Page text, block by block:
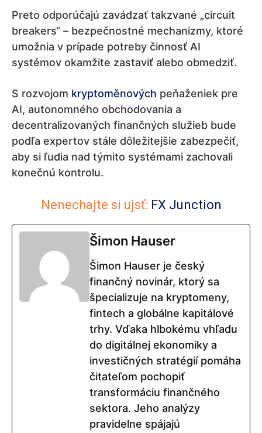
Preto odporúčajú zavádzať takzvané „circuit
breakers“ – bezpečnostné mechanizmy, ktoré
umožnia v prípade potreby činnosť AI
systémov okamžite zastaviť alebo obmedziť.
S rozvojom kryptoměnových peňaženiek pre
AI, autonomného obchodovania a
decentralizovaných finančných služieb bude
podľa expertov stále dôležitejšie zabezpečiť,
aby si ľudia nad týmito systémami zachovali
konečnú kontrolu.
Nenechajte si ujsť: FX Junction
Šimon Hauser
Šimon Hauser je český
finančný novinár, ktorý sa
špecializuje na kryptomeny,
fintech a globálne kapitálové
trhy. Vďaka hlbokému vhľadu
do digitálnej ekonomiky a
investičných stratégií pomáha
čitateľom pochopiť
transformáciu finančného
sektora. Jeho analýzy
pravidelne spájajú